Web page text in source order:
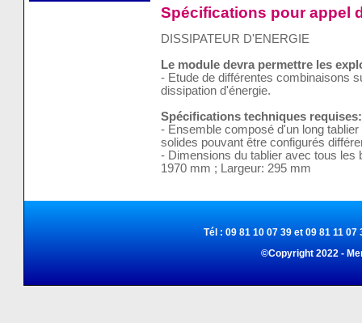
Spécifications pour appel
DISSIPATEUR D'ENERGIE
Le module devra permettre les
- Etude de différentes combinaisons
dissipation d'énergie.
Spécifications techniques requises:
- Ensemble composé d'un long
solides pouvant être configurés
- Dimensions du tablier avec tous les
1970 mm ; Largeur: 295 mm
Tél : 09 81 10 07 39 et 09 81 11
©Copyright 2022 -